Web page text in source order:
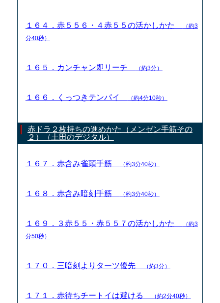
１６４．赤５５６・４赤５５の活かしかた
（約3
分40秒）
１６５．カンチャン即リーチ （約3分）
１６６．くっつきテンパイ （約4分10秒）
赤ドラ２枚持ちの進めかた（メンゼン手筋その
２）（土田のデジタル）
１６７．赤含み雀頭手筋 （約3分40秒）
１６８．赤含み暗刻手筋 （約3分40秒）
１６９．３赤５５・赤５５７の活かしかた
（約3
分50秒）
１７０．三暗刻よりターツ優先 （約3分）
１７１．赤待ちチートイは避ける （約2分40秒）